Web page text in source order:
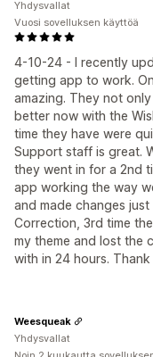
4-10-24 - I recently
getting app to work.
amazing. They not
better now with the
time they have were
Support staff is great.
they went in for a 2nd
app working the way
and made changes
Correction, 3rd time
my theme and lost the
with in 24 hours.
Yhdysvallat
Vuosi sovelluksen käyttöä
Weesqueak
Yhdysvallat